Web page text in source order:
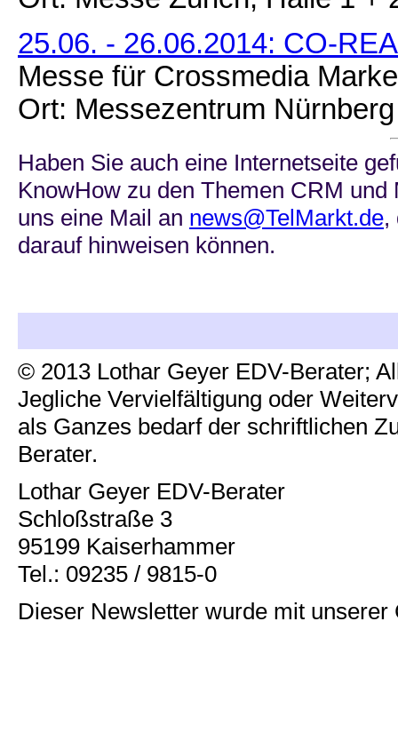
25.06. - 26.06.2014: CO-
Messe für Crossmedia
Ort: Messezentrum Nürnberg
Haben Sie auch eine Internetseite
KnowHow zu den Themen CRM
uns eine Mail an news@TelMarkt.de,
darauf hinweisen können.
© 2013 Lothar Geyer EDV-Berater;
Jegliche Vervielfältigung oder
als Ganzes bedarf der schriftlichen
Berater.
Lothar Geyer EDV-Berater
Schloßstraße 3
95199 Kaiserhammer
Tel.: 09235 / 9815-0
Dieser Newsletter wurde mit